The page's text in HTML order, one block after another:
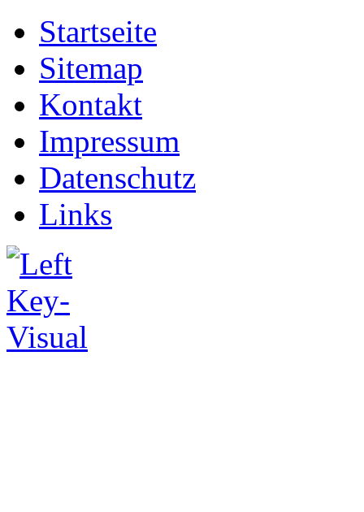
Startseite
Sitemap
Kontakt
Impressum
Datenschutz
Links